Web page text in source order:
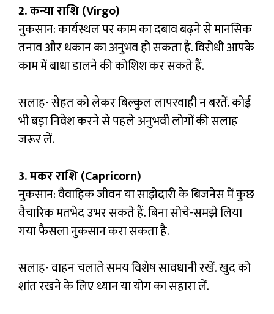
2. कन्या राशि (Virgo)
नुकसान: कार्यस्थल पर काम का दबाव बढ़ने से मानसिक
तनाव और थकान का अनुभव हो सकता है. विरोधी आपके
काम में बाधा डालने की कोशिश कर सकते हैं.
सलाह- सेहत को लेकर बिल्कुल लापरवाही न बरतें. कोई
भी बड़ा निवेश करने से पहले अनुभवी लोगों की सलाह
जरूर लें.
3. मकर राशि (Capricorn)
नुकसान: वैवाहिक जीवन या साझेदारी के बिजनेस में कुछ
वैचारिक मतभेद उभर सकते हैं. बिना सोचे-समझे लिया
गया फैसला नुकसान करा सकता है.
सलाह- वाहन चलाते समय विशेष सावधानी रखें. खुद को
शांत रखने के लिए ध्यान या योग का सहारा लें.